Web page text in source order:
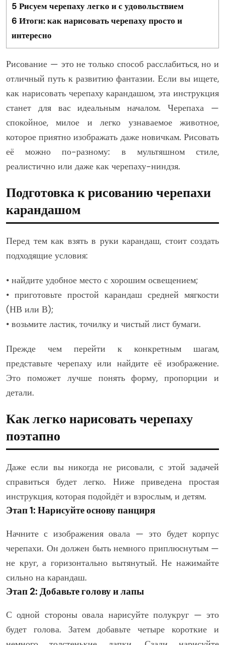
5 Рисуем черепаху легко и с удовольствием
6 Итоги: как нарисовать черепаху просто и
интересно
Рисование — это не только способ расслабиться, но и
отличный путь к развитию фантазии. Если вы ищете,
как нарисовать черепаху карандашом, эта инструкция
станет для вас идеальным началом. Черепаха —
спокойное, милое и легко узнаваемое животное,
которое приятно изображать даже новичкам. Рисовать
её можно по-разному: в мультяшном стиле,
реалистично или даже как черепаху-ниндзя.
Подготовка к рисованию черепахи
карандашом
Перед тем как взять в руки карандаш, стоит создать
подходящие условия:
• найдите удобное место с хорошим освещением;
• приготовьте простой карандаш средней мягкости
(НВ или В);
• возьмите ластик, точилку и чистый лист бумаги.
Прежде чем перейти к конкретным шагам,
представьте черепаху или найдите её изображение.
Это поможет лучше понять форму, пропорции и
детали.
Как легко нарисовать черепаху
поэтапно
Даже если вы никогда не рисовали, с этой задачей
справиться будет легко. Ниже приведена простая
инструкция, которая подойдёт и взрослым, и детям.
Этап 1: Нарисуйте основу панциря
Начните с изображения овала — это будет корпус
черепахи. Он должен быть немного приплюснутым —
не круг, а горизонтально вытянутый. Не нажимайте
сильно на карандаш.
Этап 2: Добавьте голову и лапы
С одной стороны овала нарисуйте полукруг — это
будет голова. Затем добавьте четыре короткие и